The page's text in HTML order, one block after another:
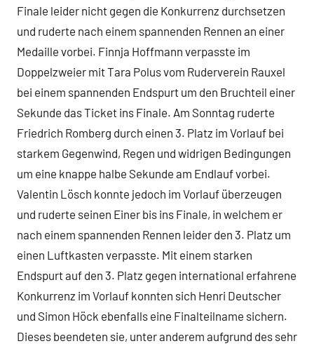
Finale leider nicht gegen die Konkurrenz durchsetzen
und ruderte nach einem spannenden Rennen an einer
Medaille vorbei. Finnja Hoffmann verpasste im
Doppelzweier mit Tara Polus vom Ruderverein Rauxel
bei einem spannenden Endspurt um den Bruchteil einer
Sekunde das Ticket ins Finale. Am Sonntag ruderte
Friedrich Romberg durch einen 3. Platz im Vorlauf bei
starkem Gegenwind, Regen und widrigen Bedingungen
um eine knappe halbe Sekunde am Endlauf vorbei.
Valentin Lösch konnte jedoch im Vorlauf überzeugen
und ruderte seinen Einer bis ins Finale, in welchem er
nach einem spannenden Rennen leider den 3. Platz um
einen Luftkasten verpasste. Mit einem starken
Endspurt auf den 3. Platz gegen international erfahrene
Konkurrenz im Vorlauf konnten sich Henri Deutscher
und Simon Höck ebenfalls eine Finalteilname sichern.
Dieses beendeten sie, unter anderem aufgrund des sehr